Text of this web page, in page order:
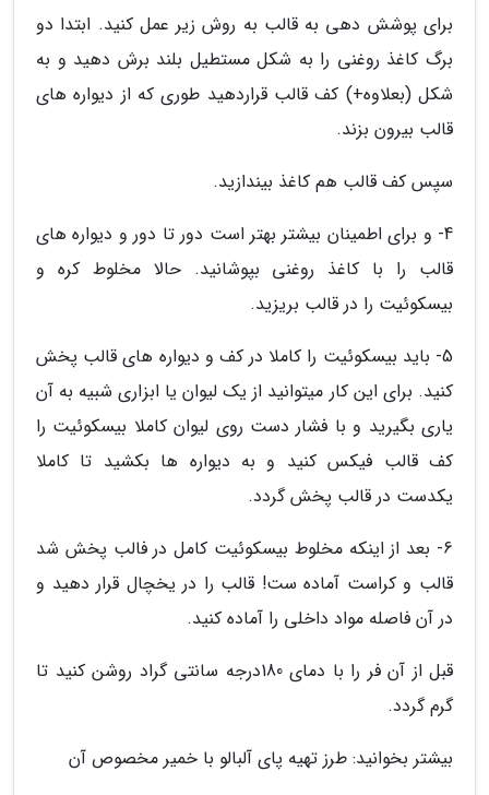
برای پوشش دهی به قالب به روش زیر عمل کنید. ابتدا دو
برگ کاغذ روغنی را به شکل مستطیل بلند برش دهید و به
شکل (بعلاوه+) کف قالب قراردهید طوری که از دیواره های
قالب بیرون بزند.
سپس کف قالب هم کاغذ بیندازید.
4- و برای اطمینان بیشتر بهتر است دور تا دور و دیواره های
قالب را با کاغذ روغنی بپوشانید. حالا مخلوط کره و
بیسکوئیت را در قالب بریزید.
5- باید بیسکوئیت را کاملا در کف و دیواره های قالب پخش
کنید. برای این کار میتوانید از یک لیوان یا ابزاری شبیه به آن
یاری بگیرید و با فشار دست روی لیوان کاملا بیسکوئیت را
کف قالب فیکس کنید و به دیواره ها بکشید تا کاملا
یکدست در قالب پخش گردد.
6- بعد از اینکه مخلوط بیسکوئیت کامل در فالب پخش شد
قالب و کراست آماده ست! قالب را در یخچال قرار دهید و
در آن فاصله مواد داخلی را آماده کنید.
قبل از آن فر را با دمای 180درجه سانتی گراد روشن کنید تا
گرم گردد.
بیشتر بخوانید: طرز تهیه پای آلبالو با خمیر مخصوص آن